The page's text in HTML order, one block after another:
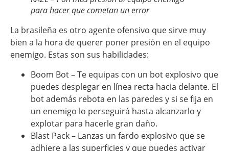
para hacer que cometan un error
La brasileña es otro agente ofensivo que sirve muy
bien a la hora de querer poner presión en el equipo
enemigo. Estas son sus habilidades:
Boom Bot – Te equipas con un bot explosivo que
puedes desplegar en línea recta hacia delante. El
bot además rebota en las paredes y si se fija en
un enemigo lo perseguirá hasta alcanzarlo y
explotar para hacerle gran daño.
Blast Pack – Lanzas un fardo explosivo que se
adhiere a las superficies y que puedes activar